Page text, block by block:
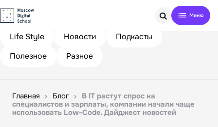
Search
Life Style
Новости
Подкасты
Полезное
Разное
Главная Блог
В IТ растут спрос на
специалистов и зарплаты, компании начали чаще
использовать Low-Code. Дайджест новостей